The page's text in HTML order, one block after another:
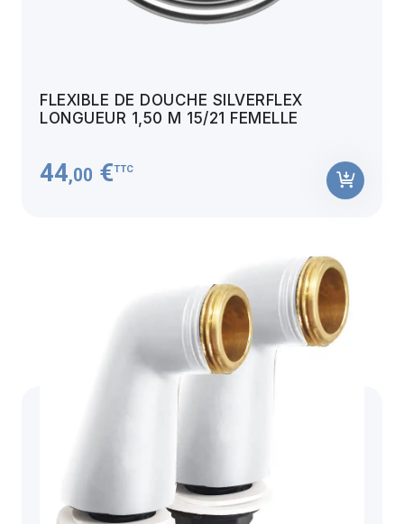
FLEXIBLE DE DOUCHE SILVERFLEX
LONGUEUR 1,50 M 15/21 FEMELLE
44,00 €TTC